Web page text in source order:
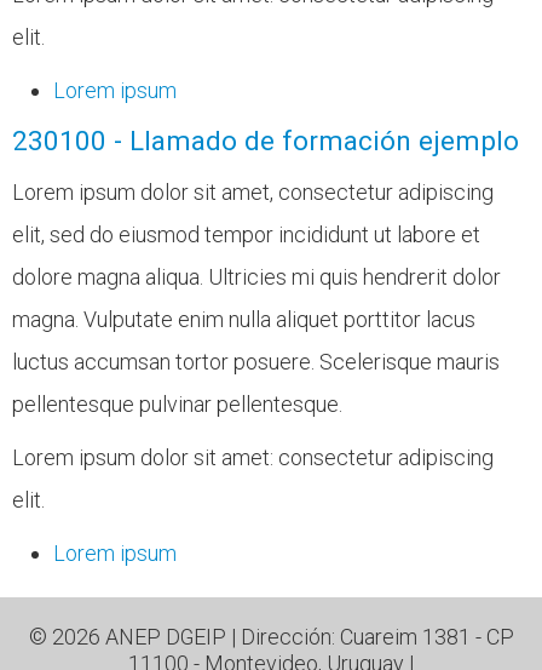
elit.
Lorem ipsum
230100 - Llamado de formación ejemplo
Lorem ipsum dolor sit amet, consectetur adipiscing
elit, sed do eiusmod tempor incididunt ut labore et
dolore magna aliqua. Ultricies mi quis hendrerit dolor
magna. Vulputate enim nulla aliquet porttitor lacus
luctus accumsan tortor posuere. Scelerisque mauris
pellentesque pulvinar pellentesque.
Lorem ipsum dolor sit amet: consectetur adipiscing
elit.
Lorem ipsum
© 2026 ANEP DGEIP | Dirección: Cuareim 1381 - CP
11100 - Montevideo, Uruguay |